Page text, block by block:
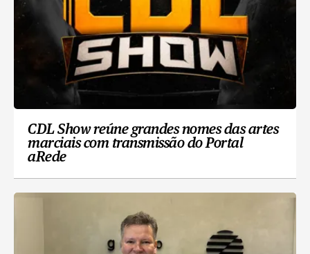
CDL Show reúne grandes nomes das artes
marciais com transmissão do Portal
aRede